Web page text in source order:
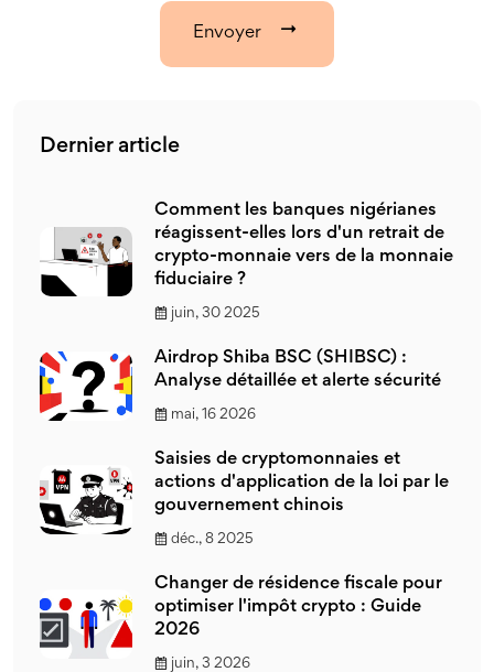
Envoyer
Dernier article
Comment les banques nigérianes
réagissent-elles lors d'un retrait de
crypto-monnaie vers de la monnaie
fiduciaire ?
juin, 30 2025
Airdrop Shiba BSC (SHIBSC) :
Analyse détaillée et alerte sécurité
mai, 16 2026
Saisies de cryptomonnaies et
actions d'application de la loi par le
gouvernement chinois
déc., 8 2025
Changer de résidence fiscale pour
optimiser l'impôt crypto : Guide
2026
juin, 3 2026